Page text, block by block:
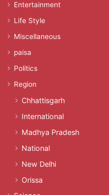
Entertainment
Life Style
Miscellaneous
paisa
Politics
Region
Chhattisgarh
International
Madhya Pradesh
National
New Delhi
Orissa